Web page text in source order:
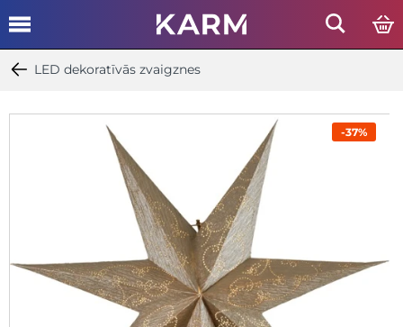
LED dekoratīvās zvaigznes
-37%